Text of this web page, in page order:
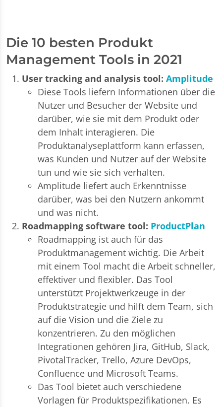
Die 10 besten Produkt
Management Tools in 2021
User tracking and analysis tool: Amplitude
Diese Tools liefern Informationen über die
Nutzer und Besucher der Website und
darüber, wie sie mit dem Produkt oder
dem Inhalt interagieren. Die
Produktanalyseplattform kann erfassen,
was Kunden und Nutzer auf der Website
tun und wie sie sich verhalten.
Amplitude liefert auch Erkenntnisse
darüber, was bei den Nutzern ankommt
und was nicht.
Roadmapping software tool: ProductPlan
Roadmapping ist auch für das
Produktmanagement wichtig. Die Arbeit
mit einem Tool macht die Arbeit schneller,
effektiver und flexibler. Das Tool
unterstützt Projektwerkzeuge in der
Produktstrategie und hilft dem Team, sich
auf die Vision und die Ziele zu
konzentrieren. Zu den möglichen
Integrationen gehören Jira, GitHub, Slack,
PivotalTracker, Trello, Azure DevOps,
Confluence und Microsoft Teams.
Das Tool bietet auch verschiedene
Vorlagen für Produktspezifikationen. Es